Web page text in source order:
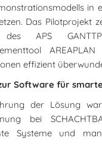
in
Das Pilotprojekt
des APS
effizient
Software für
der Lösung
bei
Systeme und